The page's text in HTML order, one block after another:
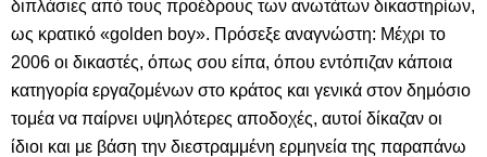
διπλάσιες από τους προέδρους των ανωτάτων δικαστηρίων,
ως κρατικό «golden boy». Πρόσεξε αναγνώστη: Μέχρι το
2006 οι δικαστές, όπως σου είπα, όπου εντόπιζαν κάποια
κατηγορία εργαζομένων στο κράτος και γενικά στον δημόσιο
τομέα να παίρνει υψηλότερες αποδοχές, αυτοί δίκαζαν οι
ίδιοι και με βάση την διεστραμμένη ερμηνεία της παραπάνω